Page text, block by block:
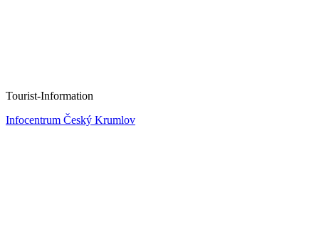
Tourist-Information
Infocentrum Český Krumlov